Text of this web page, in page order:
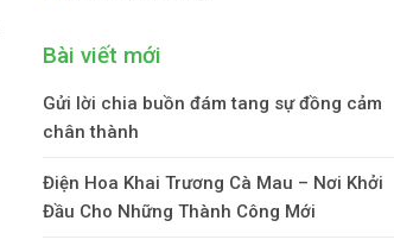
Bài viết mới
Gửi lời chia buồn đám tang sự đồng cảm
chân thành
Điện Hoa Khai Trương Cà Mau – Nơi Khởi
Đầu Cho Những Thành Công Mới